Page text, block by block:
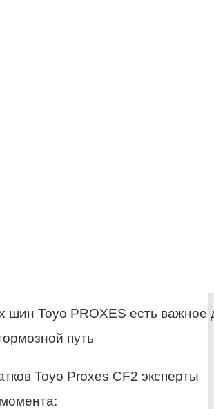
шин Toyo PROXES есть важное
путь
Toyo Proxes CF2 эксперты